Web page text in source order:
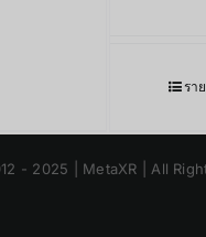
รา
- 2025 | MetaXR | All